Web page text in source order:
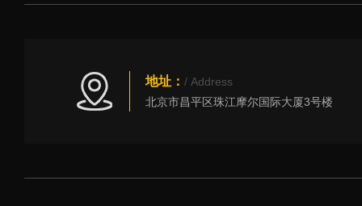
地址： / Address
北京市昌平区珠江摩尔国际大厦3号楼